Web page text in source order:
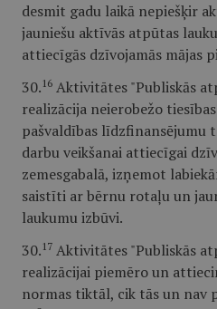
desmit gadu laikā nepiešķir
jauniešu aktīvās atpūtas
attiecīgās dzīvojamās mājas
30. 16 Aktivitātes "Publiskās
realizācija neierobežo
pašvaldības līdzfinansējumu
darbu veikšanai attiecīgai
zemesgabalā, izņemot
saistīti ar bērnu rotaļu un
laukumu izbūvi.
30. 17 Aktivitātes "Publiskās
realizācijai piemēro un
normas tiktāl, cik tās un nav